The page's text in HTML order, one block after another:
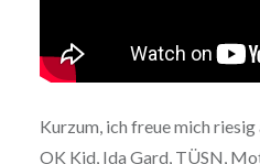
Kurzum, ich freue mich
OK Kid, Ida Gard, TÜSN,